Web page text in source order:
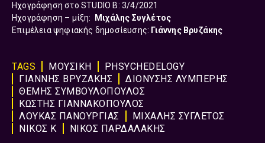
Ηχογράφηση στο STUDIO B: 3/4/2021
Ηχογράφηση – μίξη:
Μιχάλης Συγλέτος
Επιμέλεια ψηφιακής δημοσίευσης: Γιάννης Βρυζάκης
TAGS ΜΟΥΣΙΚΗ
PHSYCHEDELOGY
ΓΙΑΝΝΗΣ ΒΡΥΖΑΚΗΣ
ΔΙΟΝΥΣΗΣ ΛΥΜΠΕΡΗΣ
ΘΕΜΗΣ ΣΥΜΒΟΥΛΟΠΟΥΛΟΣ
ΚΩΣΤΗΣ ΓΙΑΝΝΑΚΟΠΟΥΛΟΣ
ΛΟΥΚΑΣ ΠΑΝΟΥΡΓΙΑΣ
ΜΙΧΑΛΗΣ ΣΥΓΛΕΤΟΣ
ΝΙΚΟΣ Κ
ΝΙΚΟΣ ΠΑΡΔΑΛΑΚΗΣ